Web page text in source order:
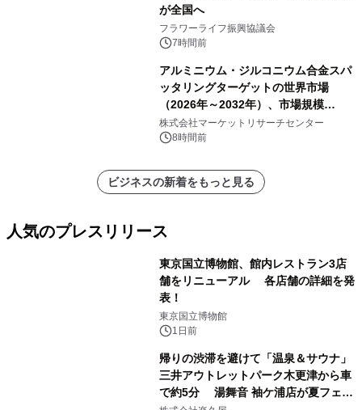
が全国へ
フラワーライフ振興協議会
7時間前
アルミニウム・ジルコニウム合金スパ
ッタリングターゲットの世界市場
（2026年～2032年）、市場規模
（0.995、0.999、その他）・分析レポ
ートを発表
株式会社マーケットリサーチセンター
8時間前
ビジネスの新着をもっと見る
人気のプレスリリース
東京国立博物館、館内レストラン3店
舗をリニューアル 各店舗の詳細を発
表！
東京国立博物館
1日前
帰りの渋滞を避けて「温泉＆サウナ」
三井アウトレットパーク木更津から車
で約5分 湯舞音 袖ケ浦店が夏フェア